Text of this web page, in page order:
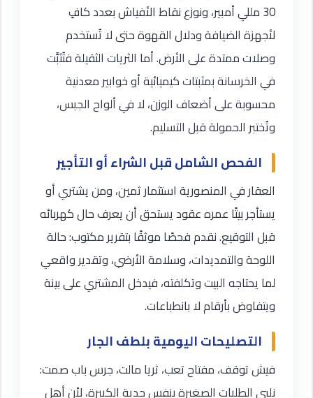
30 مللي أمبير، ونوزع نقاط الأفياش بعدد كافٍ
لأجهزة الضيافة ودلال القهوة حتى لا تُستخدم
وصلات ممتدة على الأرض. أما الثريات الثقيلة فتُثبَّت
في الخرسانة بمثبتات كيميائية أو خوابير معدنية
محسوبة على أضعاف الوزن، لا في ألواح الجبس،
وتُختبر الحمولة قبل التسليم.
الفحص الشامل قبل الشراء أو التأجير
العقار في المنصورية استثمار ثمين، ومن يشتري أو
يستأجر بيتًا عمره عقود يستحق أن يعرف حال كهربائه
قبل التوقيع. نقدم فحصًا موثقًا بتقرير مكتوب: حالة
اللوحة والتمديدات، وسلامة الأرضي، وتقدير واقعي
لما يحتاجه البيت وتكلفته، فيدخل المشتري على بينة
ويتفاوض بأرقام لا بانطباعات.
التصليحات اليومية بلطف الجار
فيش توقف، مفتاح تعب، ثريا مالت، جرس باب صمت:
نلبي الطلبات الصغيرة بنفس جدية الكبيرة، لأن أهل